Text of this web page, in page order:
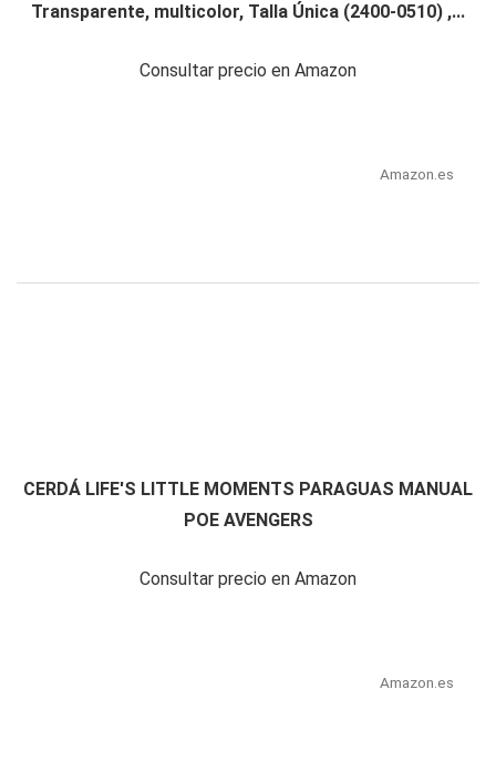
Transparente, multicolor, Talla Única (2400-0510) ,...
Consultar precio en Amazon
Amazon.es
CERDÁ LIFE'S LITTLE MOMENTS PARAGUAS MANUAL
POE AVENGERS
Consultar precio en Amazon
Amazon.es